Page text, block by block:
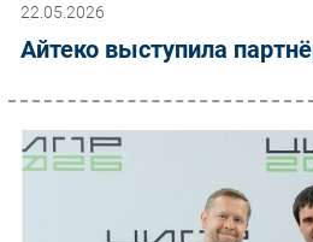
22.05.2026
Айтеко выступила